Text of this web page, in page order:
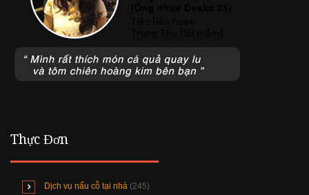
Thực Đơn
Dịch vụ nấu cỗ tại nhà (245)